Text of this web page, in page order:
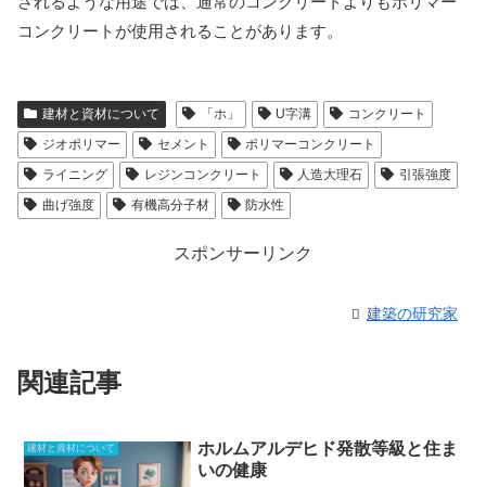
コンクリートが使用されることがあります。
建材と資材について 「ホ」 U字溝
コンクリート
ジオポリマー
セメント
ポリマーコンクリート
ライニング
レジンコンクリート 人造大理石
引張強度
曲げ強度
有機高分子材 防水性
スポンサーリンク
建築の研究家
関連記事
建材と資材について
ホルムアルデヒド発散等級と住ま
いの健康